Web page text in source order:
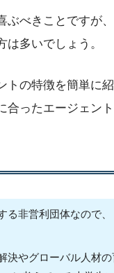
ぶべきことですが
多いでしょう。
トの特徴を簡単に
合ったエージェン
る非営利団体なので
決やグローバル人材